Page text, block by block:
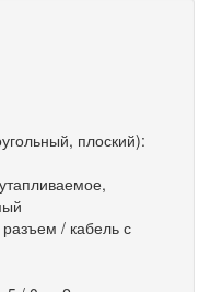
плоский):
/ кабель с